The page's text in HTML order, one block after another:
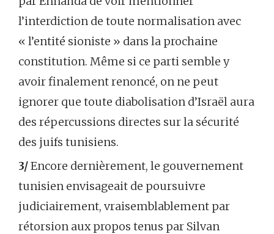
l’interdiction de toute normalisation avec
« l’entité sioniste » dans la prochaine
constitution. Même si ce parti semble y
avoir finalement renoncé, on ne peut
ignorer que toute diabolisation d’Israël aura
des répercussions directes sur la sécurité
des juifs tunisiens.
3/Encore dernièrement, le gouvernement
tunisien envisageait de poursuivre
judiciairement, vraisemblablement par
rétorsion aux propos tenus par Silvan